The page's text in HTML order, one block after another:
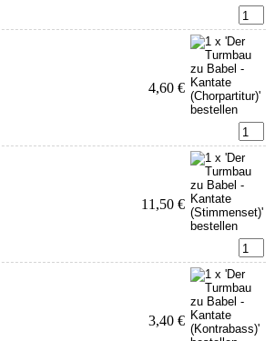
4,60 €
11,50 €
3,40 €